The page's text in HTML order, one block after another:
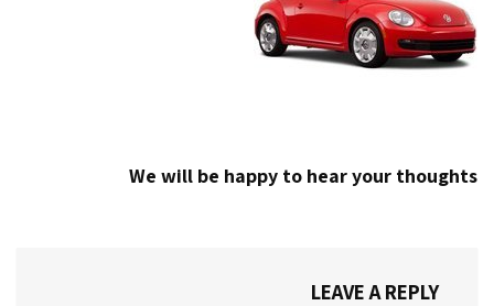
We will be happy to hear your thoughts
LEAVE A REPLY